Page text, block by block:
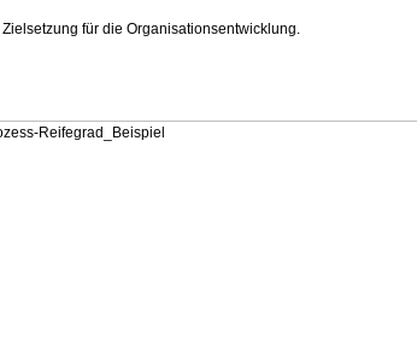
für die Organisationsentwicklung.